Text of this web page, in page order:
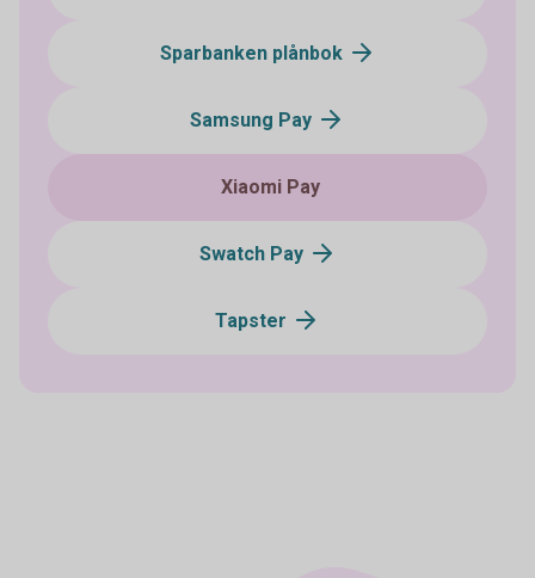
Sparbanken plånbok
Samsung Pay
Xiaomi Pay
Swatch Pay
Tapster